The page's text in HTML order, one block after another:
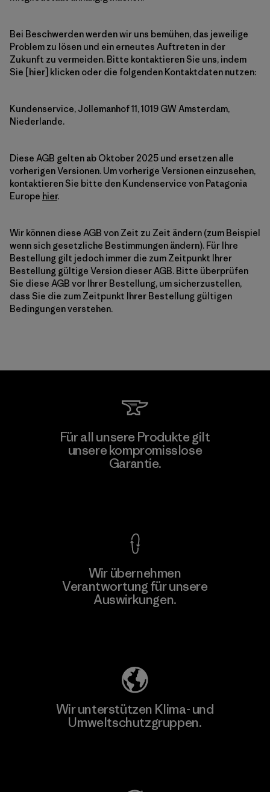
Bei Beschwerden werden wir uns bemühen, das jeweilige
Problem zu lösen und ein erneutes Auftreten in der
Zukunft zu vermeiden. Bitte kontaktieren Sie uns, indem
Sie [hier] klicken oder die folgenden Kontaktdaten nutzen:
Kundenservice, Jollemanhof 11, 1019 GW Amsterdam,
Niederlande.
Diese AGB gelten ab Oktober 2025 und ersetzen alle
vorherigen Versionen. Um vorherige Versionen einzusehen,
kontaktieren Sie bitte den Kundenservice von Patagonia
Europe hier.
Wir können diese AGB von Zeit zu Zeit ändern (zum Beispiel
wenn sich gesetzliche Bestimmungen ändern). Für Ihre
Bestellung gilt jedoch immer die zum Zeitpunkt Ihrer
Bestellung gültige Version dieser AGB. Bitte überprüfen
Sie diese AGB vor Ihrer Bestellung, um sicherzustellen,
dass Sie die zum Zeitpunkt Ihrer Bestellung gültigen
Bedingungen verstehen.
Für all unsere Produkte gilt
unsere kompromisslose
Garantie.
Wir übernehmen
Verantwortung für unsere
Auswirkungen.
Wir unterstützen Klima- und
Umweltschutzgruppen.